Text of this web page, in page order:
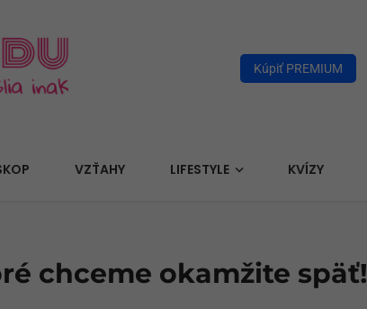
Kúpiť PREMIUM
VZŤAHY LIFESTYLE KVÍZY
chceme okamžite späť!